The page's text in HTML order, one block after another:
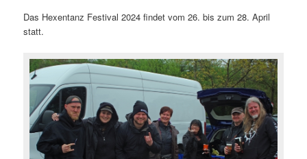
Das Hexentanz Festival 2024 findet vom 26. bis zum 28. April
statt.